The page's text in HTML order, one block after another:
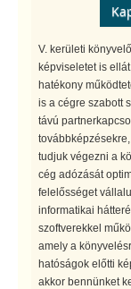
V. kerületi
képviseletet is
hatékony
is a cégre szabott
távú
tudjuk végezni a
cég adózását
felelősséget
informatikai
szoftverekkel
amely a
hatóságok előtti
akkor bennünket